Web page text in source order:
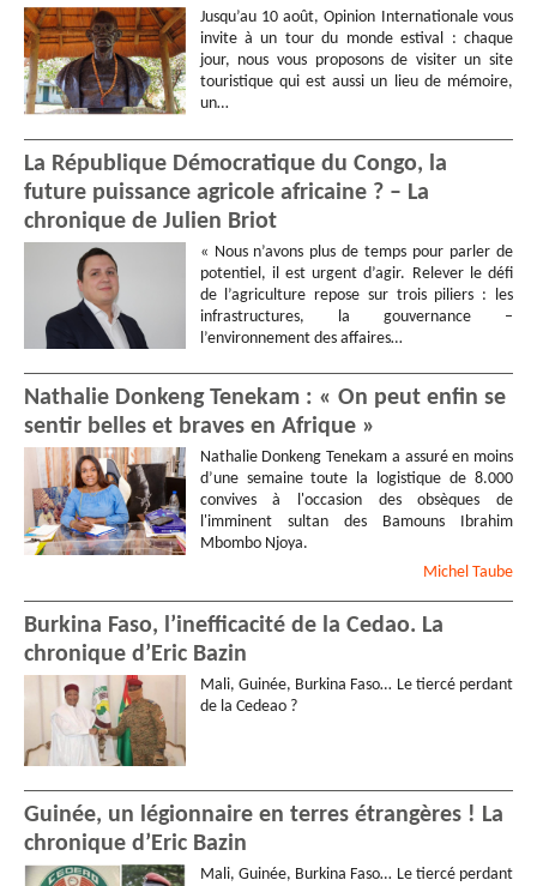
Jusqu’au 10 août, Opinion Internationale vous
invite à un tour du monde estival : chaque
jour, nous vous proposons de visiter un site
touristique qui est aussi un lieu de mémoire,
un…
La République Démocratique du Congo, la
future puissance agricole africaine ? – La
chronique de Julien Briot
« Nous n’avons plus de temps pour parler de
potentiel, il est urgent d’agir. Relever le défi
de l’agriculture repose sur trois piliers : les
infrastructures, la gouvernance –
l’environnement des affaires…
Nathalie Donkeng Tenekam : « On peut enfin se
sentir belles et braves en Afrique »
Nathalie Donkeng Tenekam a assuré en moins
d’une semaine toute la logistique de 8.000
convives à l'occasion des obsèques de
l'imminent sultan des Bamouns Ibrahim
Mbombo Njoya.
Michel Taube
Burkina Faso, l’inefficacité de la Cedao. La
chronique d’Eric Bazin
Mali, Guinée, Burkina Faso… Le tiercé perdant
de la Cedeao ?
Guinée, un légionnaire en terres étrangères ! La
chronique d’Eric Bazin
Mali, Guinée, Burkina Faso… Le tiercé perdant